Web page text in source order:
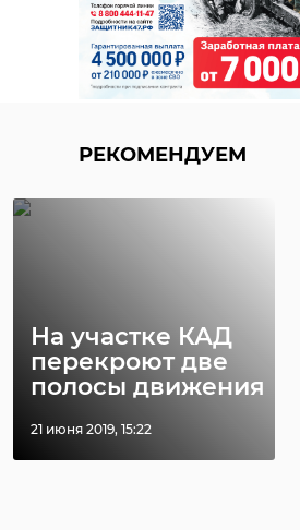
РЕКОМЕНДУЕМ
На участке КАД
перекроют две
полосы движения
21 июня 2019, 15:22
РЕКОМЕНДУЕМ
24 ноября 2020, 19:15